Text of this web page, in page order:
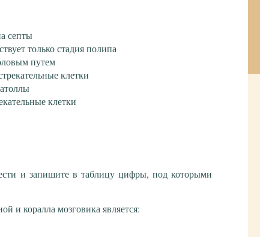
септы
только стадия полипа
путем
клетки
клетки
и запишите в таблицу цифры, под которыми
и коралла мозговика является: